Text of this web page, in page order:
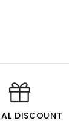
DISCOUNT